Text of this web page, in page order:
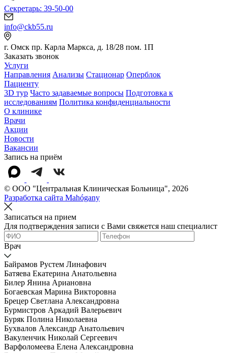
Секретарь: 39-50-00
info@ckb55.ru
г. Омск пр. Карла Маркса, д. 18/28 пом. 1П
Заказать звонок
Услуги
Направления Анализы Стационар Оперблок
Пациенту
3D тур Часто задаваемые вопросы Подготовка к
исследованиям Политика конфиденциальности
О клинике
Врачи
Акции
Новости
Вакансии
Запись на приём
© OOO "Центральная Клиническая Больница", 2026
Разработка сайта Mahógany
Записаться на прием
Для подтверждения записи с Вами свяжется наш специалист
Врач
Байрамов Рустем Линафович
Батяева Екатерина Анатольевна
Билер Янина Ариановна
Богаевская Марина Викторовна
Брецер Светлана Александровна
Бурмистров Аркадий Валерьевич
Буряк Полина Николаевна
Бухвалов Александр Анатольевич
Вакуленчик Николай Сергеевич
Варфоломеева Елена Александровна